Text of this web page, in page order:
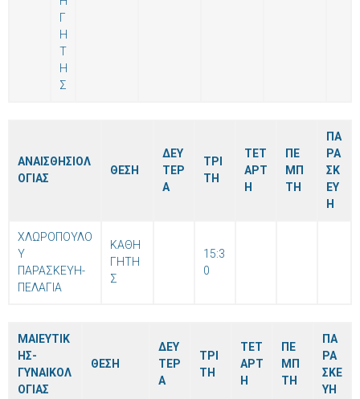
Γ
Η
Τ
Η
Σ
ΑΝΑΙΣΘΗΣΙΟΛ
ΟΓΙΑΣ
ΘΕΣΗ
ΔΕΥ
ΤΕΡ
Α
ΤΡΙ
ΤΗ
ΤΕΤ
ΑΡΤ
Η
ΠΕ
ΜΠ
ΤΗ
ΠΑ
ΡΑ
ΣΚ
ΕΥ
Η
ΧΛΩΡΟΠΟΥΛΟ
Υ
ΠΑΡΑΣΚΕΥΗ-
ΠΕΛΑΓΙΑ
ΚΑΘΗ
ΓΗΤΗ
Σ
15:3
0
ΜΑΙΕΥΤΙΚ
ΗΣ-
ΓΥΝΑΙΚΟΛ
ΟΓΙΑΣ
ΘΕΣΗ
ΔΕΥ
ΤΕΡ
Α
ΤΡΙ
ΤΗ
ΤΕΤ
ΑΡΤ
Η
ΠΕ
ΜΠ
ΤΗ
ΠΑ
ΡΑ
ΣΚΕ
ΥΗ